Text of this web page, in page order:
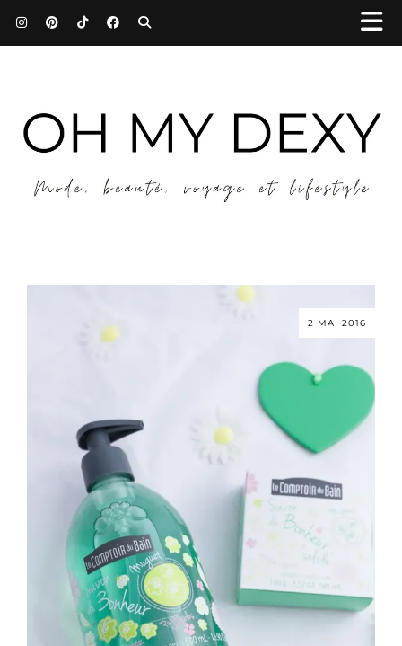
2 MAI 2016